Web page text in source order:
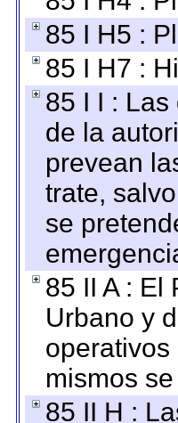
85 I H5 :
85 I H7 :
85 I I :
de la
prevean
trate,
se
85 II A : El
Urbano y
mismos
85 II H :